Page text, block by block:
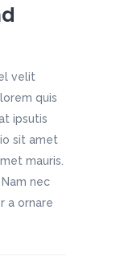
velit
quis
ipsutis
sit amet
mauris.
nec
a ornare